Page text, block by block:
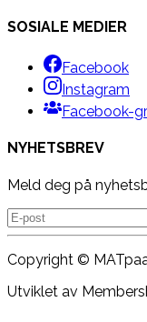
SOSIALE MEDIER
Facebook
Instagram
Facebook-
NYHETSBREV
Meld deg på
Copyright ©
Utviklet av